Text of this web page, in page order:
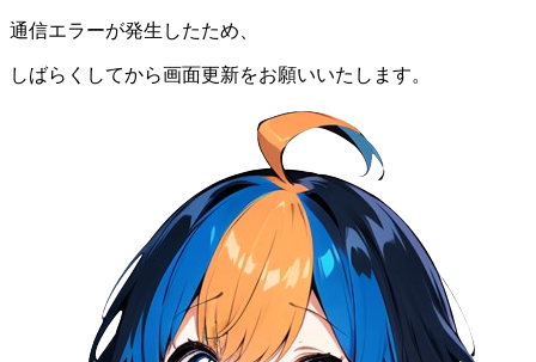
通信エラーが発生したため、
しばらくしてから画面更新をお願いいたします。